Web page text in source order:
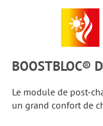
BOOSTBLOC®
Le module de post-
un grand confort de